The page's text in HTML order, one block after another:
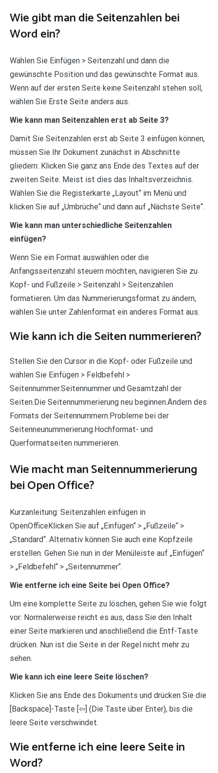
Wie gibt man die Seitenzahlen bei
Word ein?
Wählen Sie Einfügen > Seitenzahl und dann die
gewünschte Position und das gewünschte Format aus.
Wenn auf der ersten Seite keine Seitenzahl stehen soll,
wählen Sie Erste Seite anders aus.
Wie kann man Seitenzahlen erst ab Seite 3?
Damit Sie Seitenzahlen erst ab Seite 3 einfügen können,
müssen Sie Ihr Dokument zunächst in Abschnitte
gliedern: Klicken Sie ganz ans Ende des Textes auf der
zweiten Seite. Meist ist dies das Inhaltsverzeichnis.
Wählen Sie die Registerkarte „Layout“ im Menü und
klicken Sie auf „Umbrüche“ und dann auf „Nächste Seite“.
Wie kann man unterschiedliche Seitenzahlen
einfügen?
Wenn Sie ein Format auswählen oder die
Anfangsseitenzahl steuern möchten, navigieren Sie zu
Kopf- und Fußzeile > Seitenzahl > Seitenzahlen
formatieren. Um das Nummerierungsformat zu ändern,
wählen Sie unter Zahlenformat ein anderes Format aus.
Wie kann ich die Seiten nummerieren?
Stellen Sie den Cursor in die Kopf- oder Fußzeile und
wählen Sie Einfügen > Feldbefehl >
Seitennummer.Seitennummer und Gesamtzahl der
Seiten.Die Seitennummerierung neu beginnen.Ändern des
Formats der Seitennummern.Probleme bei der
Seitenneunummerierung.Hochformat- und
Querformatseiten nummerieren.
Wie macht man Seitennummerierung
bei Open Office?
Kurzanleitung: Seitenzahlen einfügen in
OpenOfficeKlicken Sie auf „Einfügen“ > „Fußzeile“ >
„Standard“. Alternativ können Sie auch eine Kopfzeile
erstellen. Gehen Sie nun in der Menüleiste auf „Einfügen“
> „Feldbefehl“ > „Seitennummer“.
Wie entferne ich eine Seite bei Open Office?
Um eine komplette Seite zu löschen, gehen Sie wie folgt
vor: Normalerweise reicht es aus, dass Sie den Inhalt
einer Seite markieren und anschließend die Entf-Taste
drücken. Nun ist die Seite in der Regel nicht mehr zu
sehen.
Wie kann ich eine leere Seite löschen?
Klicken Sie ans Ende des Dokuments und drücken Sie die
[Backspace]-Taste [⇦] (Die Taste über Enter), bis die
leere Seite verschwindet.
Wie entferne ich eine leere Seite in
Word?